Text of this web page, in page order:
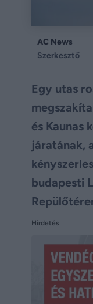
AC News
Szerkesztő
Egy utas
és Kaunas
járatának,
budapesti
Hirdetés